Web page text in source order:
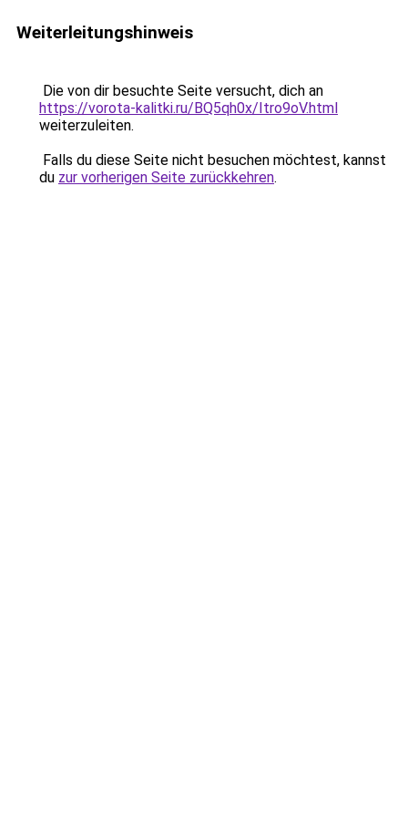
Weiterleitungshinweis
Die von dir besuchte Seite versucht, dich an
https://vorota-kalitki.ru/BQ5qh0x/Itro9oV.html
weiterzuleiten.
Falls du diese Seite nicht besuchen möchtest, kannst
du zur vorherigen Seite zurückkehren.